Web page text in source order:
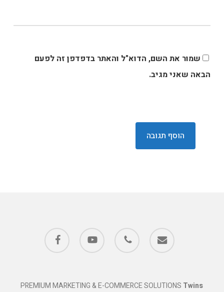
שמור את השם, הדוא"ל והאתר בדפדפן זה לפעם
הבאה שאני מגיב.
facebook youtube phone email
PREMIUM MARKETING & E-COMMERCE SOLUTIONS Twins